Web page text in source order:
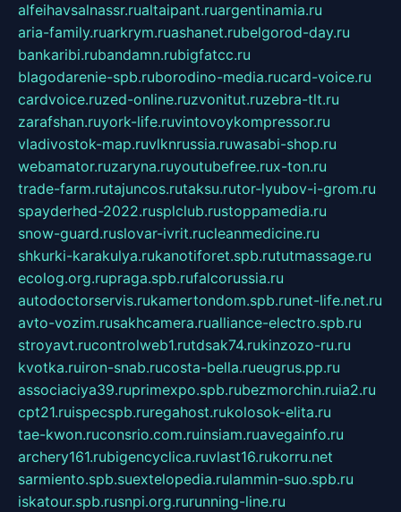
alfeihavsalnassr.rualtaipant.ruargentinamia.ru
aria-family.ruarkrym.ruashanet.rubelgorod-day.ru
bankaribi.rubandamn.rubigfatcc.ru
blagodarenie-spb.ruborodino-media.rucard-voice.ru
cardvoice.ruzed-online.ruzvonitut.ruzebra-tlt.ru
zarafshan.ruyork-life.ruvintovoykompressor.ru
vladivostok-map.ruvlknrussia.ruwasabi-shop.ru
webamator.ruzaryna.ruyoutubefree.rux-ton.ru
trade-farm.rutajuncos.rutaksu.rutor-lyubov-i-grom.ru
spayderhed-2022.rusplclub.rustoppamedia.ru
snow-guard.ruslovar-ivrit.rucleanmedicine.ru
shkurki-karakulya.rukanotiforet.spb.rututmassage.ru
ecolog.org.rupraga.spb.rufalcorussia.ru
autodoctorservis.rukamertondom.spb.runet-life.net.ru
avto-vozim.rusakhcamera.rualliance-electro.spb.ru
stroyavt.rucontrolweb1.rutdsak74.rukinzozo-ru.ru
kvotka.ruiron-snab.rucosta-bella.rueugrus.pp.ru
associaciya39.ruprimexpo.spb.rubezmorchin.ruia2.ru
cpt21.ruispecspb.ruregahost.rukolosok-elita.ru
tae-kwon.ruconsrio.com.ruinsiam.ruavegainfo.ru
archery161.rubigencyclica.ruvlast16.rukorru.net
sarmiento.spb.suextelopedia.rulammin-suo.spb.ru
iskatour.spb.rusnpi.org.rurunning-line.ru